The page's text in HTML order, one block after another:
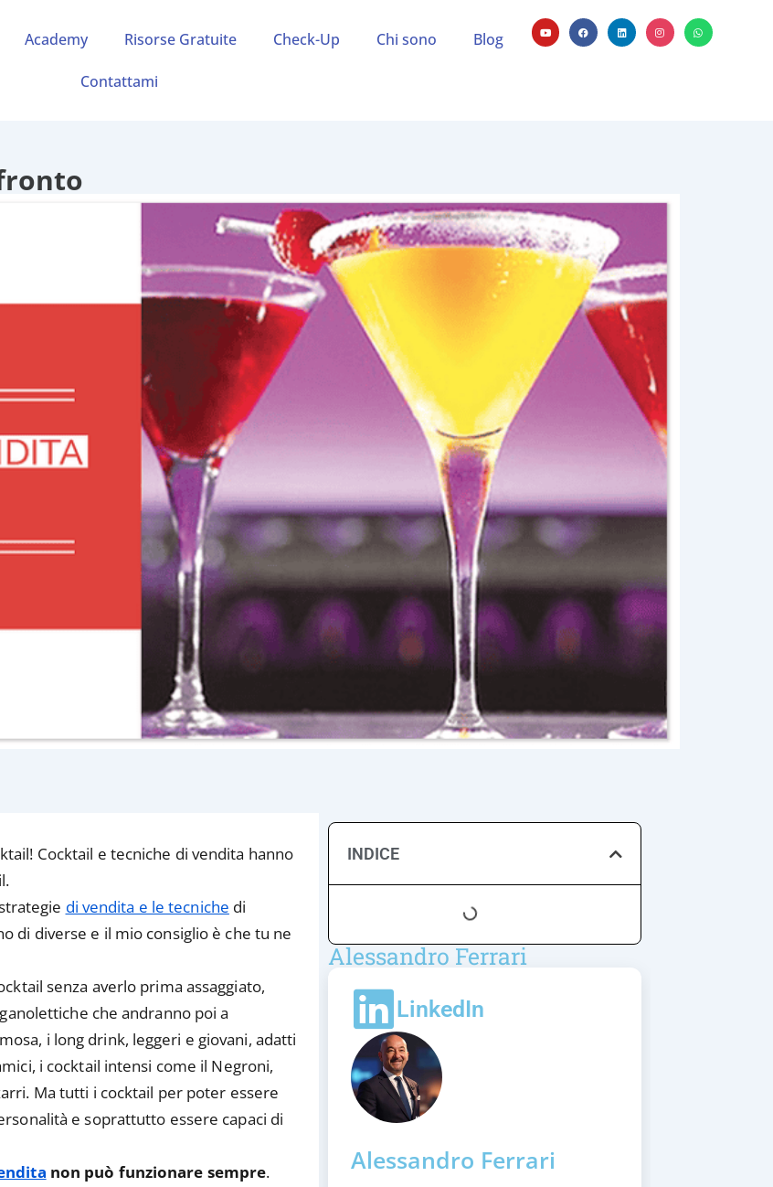
Academy Risorse Gratuite Check-Up Chi sono Blog
Contattami
Cocktail e tecniche di vendita hanno
di vendita e le tecniche di
di diverse e il mio consiglio è che tu ne
senza averlo prima assaggiato,
che andranno poi a
i long drink, leggeri e giovani, adatti
i cocktail intensi come il Negroni,
Ma tutti i cocktail per poter essere
e soprattutto essere capaci di
non può funzionare sempre.
INDICE
Alessandro Ferrari
LinkedIn
Alessandro Ferrari